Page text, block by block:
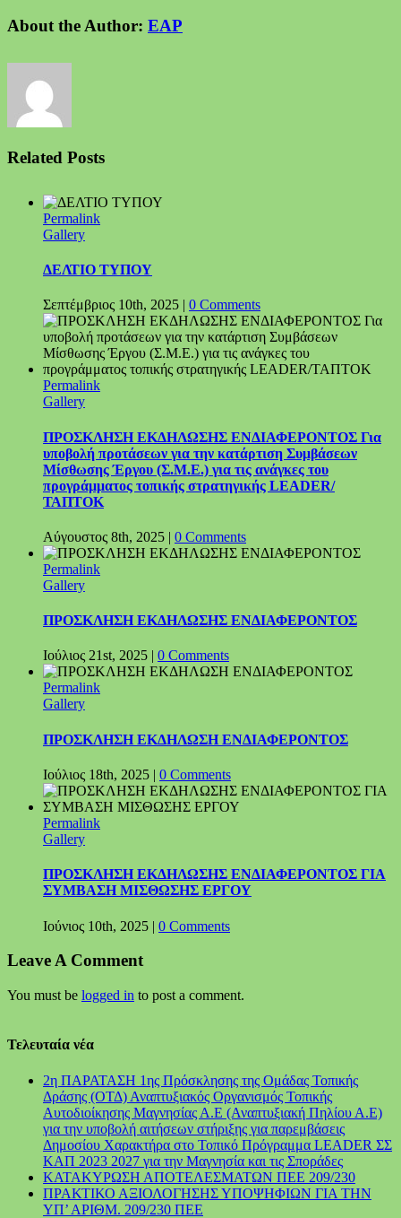
About the Author: EAP
Related Posts
Permalink
Gallery
ΔΕΛΤΙΟ ΤΥΠΟΥ
Σεπτέμβριος 10th, 2025 | 0 Comments
Permalink
Gallery
ΠΡΟΣΚΛΗΣΗ ΕΚΔΗΛΩΣΗΣ ΕΝΔΙΑΦΕΡΟΝΤΟΣ Για
υποβολή προτάσεων για την κατάρτιση Συμβάσεων
Μίσθωσης Έργου (Σ.Μ.Ε.) για τις ανάγκες του
προγράμματος τοπικής στρατηγικής LEADER/
ΤΑΠΤΟΚ
Αύγουστος 8th, 2025 | 0 Comments
Permalink
Gallery
ΠΡΟΣΚΛΗΣΗ ΕΚΔΗΛΩΣΗΣ ΕΝΔΙΑΦΕΡΟΝΤΟΣ
Ιούλιος 21st, 2025 0 Comments
Permalink
Gallery
ΠΡΟΣΚΛΗΣΗ ΕΚΔΗΛΩΣΗ ΕΝΔΙΑΦΕΡΟΝΤΟΣ
Ιούλιος 18th, 2025 | 0 Comments
Permalink
Gallery
ΠΡΟΣΚΛΗΣΗ ΕΚΔΗΛΩΣΗΣ ΕΝΔΙΑΦΕΡΟΝΤΟΣ ΓΙΑ
ΣΥΜΒΑΣΗ ΜΙΣΘΩΣΗΣ ΕΡΓΟΥ
Ιούνιος 10th, 2025 | 0 Comments
Leave A Comment
You must be logged in to post a comment.
Τελευταία νέα
2η ΠΑΡΑΤΑΣΗ 1ης Πρόσκλησης της Ομάδας Τοπικής
Δράσης (ΟΤΔ) Αναπτυξιακός Οργανισμός Τοπικής
Αυτοδιοίκησης Μαγνησίας Α.Ε (Αναπτυξιακή Πηλίου Α.Ε)
για την υποβολή αιτήσεων στήριξης για παρεμβάσεις
Δημοσίου Χαρακτήρα στο Τοπικό Πρόγραμμα LEADER ΣΣ
ΚΑΠ 2023 2027 για την Μαγνησία και τις Σποράδες
ΚΑΤΑΚΥΡΩΣΗ ΑΠΟΤΕΛΕΣΜΑΤΩΝ ΠΕΕ 209/230
ΠΡΑΚΤΙΚΟ ΑΞΙΟΛΟΓΗΣΗΣ ΥΠΟΨΗΦΙΩΝ ΓΙΑ ΤΗΝ
ΥΠ’ ΑΡΙΘΜ. 209/230 ΠΕΕ